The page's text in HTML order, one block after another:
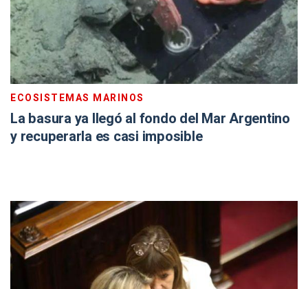
ECOSISTEMAS MARINOS
La basura ya llegó al fondo del Mar Argentino
y recuperarla es casi imposible